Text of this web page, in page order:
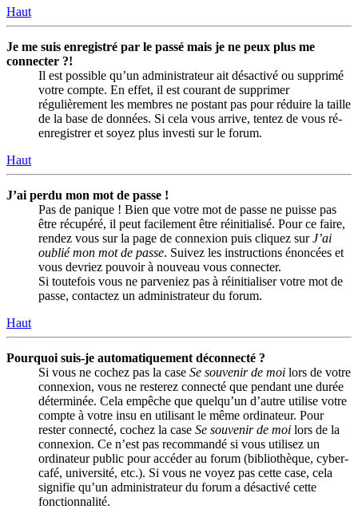
Haut
Je me suis enregistré par le passé mais je ne peux plus me
connecter ?!
Il est possible qu’un administrateur ait désactivé ou supprimé
votre compte. En effet, il est courant de supprimer
régulièrement les membres ne postant pas pour réduire la taille
de la base de données. Si cela vous arrive, tentez de vous ré-
enregistrer et soyez plus investi sur le forum.
Haut
J’ai perdu mon mot de passe !
Pas de panique ! Bien que votre mot de passe ne puisse pas
être récupéré, il peut facilement être réinitialisé. Pour ce faire,
rendez vous sur la page de connexion puis cliquez surJ’ai
oublié mon mot de passe. Suivez les instructions énoncées et
vous devriez pouvoir à nouveau vous connecter.
Si toutefois vous ne parveniez pas à réinitialiser votre mot de
passe, contactez un administrateur du forum.
Haut
Pourquoi suis-je automatiquement déconnecté ?
Si vous ne cochez pas la case Se souvenir de moi lors de votre
connexion, vous ne resterez connecté que pendant une durée
déterminée. Cela empêche que quelqu’un d’autre utilise votre
compte à votre insu en utilisant le même ordinateur. Pour
rester connecté, cochez la case Se souvenir de moi lors de la
connexion. Ce n’est pas recommandé si vous utilisez un
ordinateur public pour accéder au forum (bibliothèque, cyber-
café, université, etc.). Si vous ne voyez pas cette case, cela
signifie qu’un administrateur du forum a désactivé cette
fonctionnalité.